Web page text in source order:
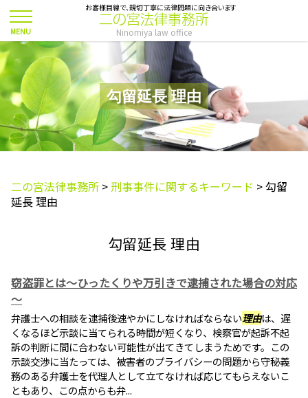
勾留延長 理由
お客様目線で、親切丁寧に法律問題に向き合います
二の宮法律事務所
Ninomiya law office
二の宮法律事務所 >刑事事件に関するキーワード >勾留
延長 理由
勾留延長 理由
窃盗罪とは～ひったくりや万引きで逮捕された場合の対応
～
弁護士への相談を逮捕後速やかにしなければならない理由は、遅
くなるほど示談に当てられる時間が短くなり、検察官が起訴不起
訴の判断に間に合わない可能性が出てきてしまうためです。この
示談交渉に当たっては、被害者のプライバシーの問題から守秘義
務のある弁護士を代理人として立てなければ応じてもらえないこ
ともあり、この点からも弁...